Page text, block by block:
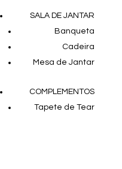
SALA DE JANTAR
Banqueta
Cadeira
Mesa de Jantar
COMPLEMENTOS
Tapete de Tear